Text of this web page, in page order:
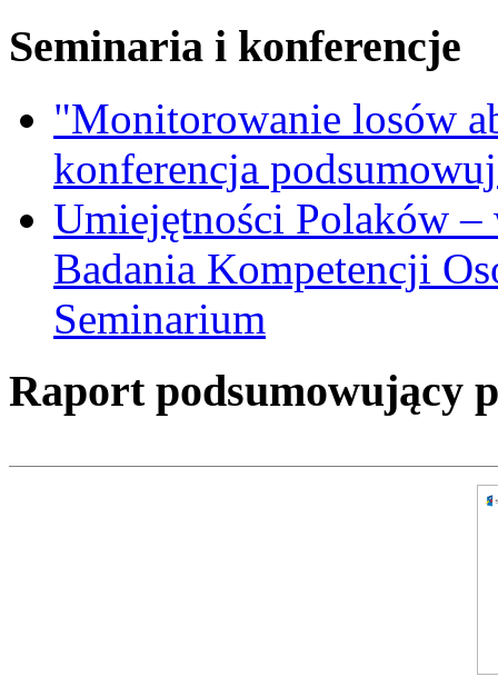
Seminaria i konferencje
"Monitorowanie losów
konferencja
Umiejętności Polaków
Badania Kompetencji
Seminarium
Raport podsumowujący